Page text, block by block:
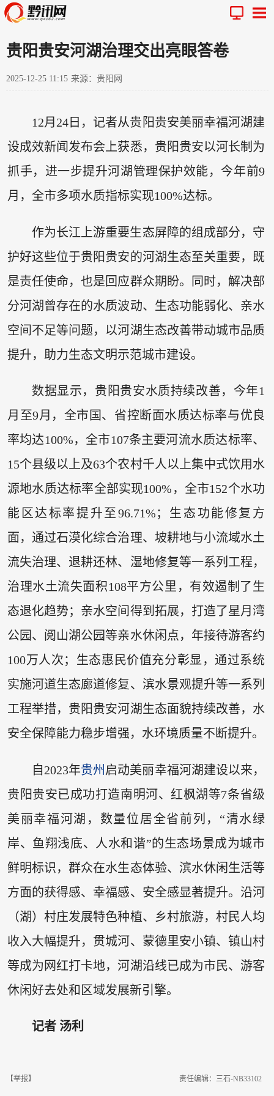
贵阳贵安河湖治理交出亮眼答卷
2025-12-25 11:15 来源：贵阳网
12月24日，记者从贵阳贵安美丽幸福河湖建
设成效新闻发布会上获悉，贵阳贵安以河长制为
抓手，进一步提升河湖管理保护效能，今年前9
月，全市多项水质指标实现100%达标。
作为长江上游重要生态屏障的组成部分，守
护好这些位于贵阳贵安的河湖生态至关重要，既
是责任使命，也是回应群众期盼。同时，解决部
分河湖曾存在的水质波动、生态功能弱化、亲水
空间不足等问题，以河湖生态改善带动城市品质
提升，助力生态文明示范城市建设。
数据显示，贵阳贵安水质持续改善，今年1
月至9月，全市国、省控断面水质达标率与优良
率均达100%，全市107条主要河流水质达标率、
15个县级以上及63个农村千人以上集中式饮用水
源地水质达标率全部实现100%，全市152个水功
能区达标率提升至96.71%；生态功能修复方
面，通过石漠化综合治理、坡耕地与小流域水土
流失治理、退耕还林、湿地修复等一系列工程，
治理水土流失面积108平方公里，有效遏制了生
态退化趋势；亲水空间得到拓展，打造了星月湾
公园、阅山湖公园等亲水休闲点，年接待游客约
100万人次；生态惠民价值充分彰显，通过系统
实施河道生态廊道修复、滨水景观提升等一系列
工程举措，贵阳贵安河湖生态面貌持续改善，水
安全保障能力稳步增强，水环境质量不断提升。
自2023年贵州 启动美丽幸福河湖建设以来，
贵阳贵安已成功打造南明河、红枫湖等7条省级
美丽幸福河湖，数量位居全省前列，“清水绿
岸、鱼翔浅底、人水和谐”的生态场景成为城市
鲜明标识，群众在水生态体验、滨水休闲生活等
方面的获得感、幸福感、安全感显著提升。沿河
（湖）村庄发展特色种植、乡村旅游，村民人均
收入大幅提升，贯城河、蒙德里安小镇、镇山村
等成为网红打卡地，河湖沿线已成为市民、游客
休闲好去处和区域发展新引擎。
记者 汤利
【举报】 责任编辑：三石-NB33102